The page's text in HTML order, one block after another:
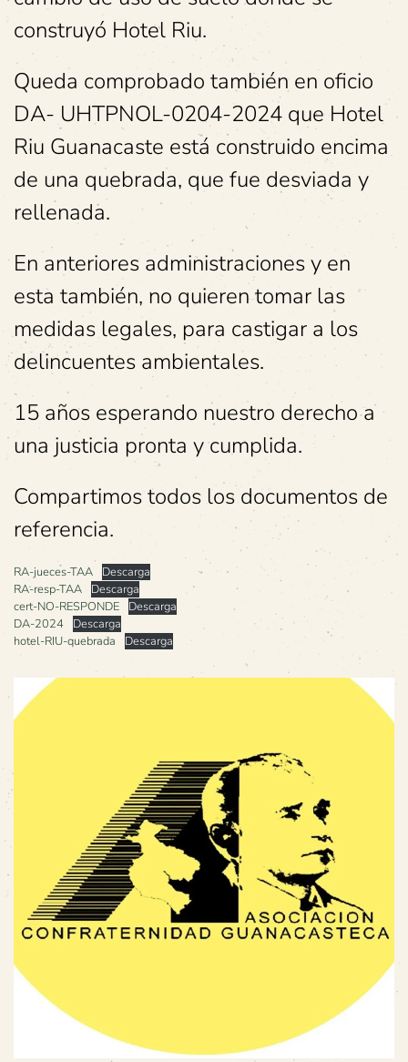
construyó Hotel Riu.
Queda comprobado también en oficio
DA- UHTPNOL-0204-2024 que Hotel
Riu Guanacaste está construido encima
de una quebrada, que fue desviada y
rellenada.
En anteriores administraciones y en
esta también, no quieren tomar las
medidas legales, para castigar a los
delincuentes ambientales.
15 años esperando nuestro derecho a
una justicia pronta y cumplida.
Compartimos todos los documentos de
referencia.
RA-jueces-TAA
Descarga
RA-resp-TAA
Descarga
cert-NO-RESPONDE
Descarga
DA-2024
Descarga
hotel-RIU-quebrada
Descarga